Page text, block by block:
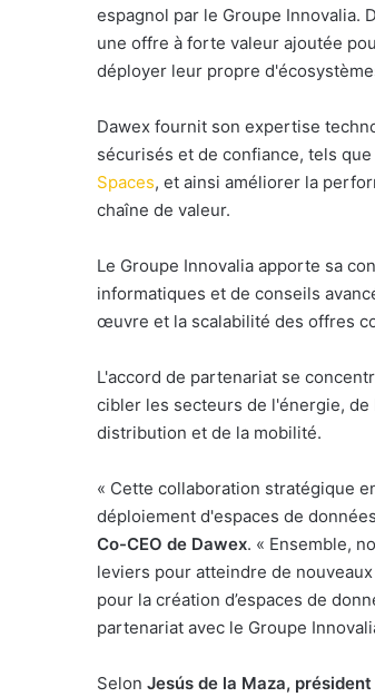
l
espagnol par le Groupe Innovalia.
une offre à forte valeur ajoutée
déployer leur propre
Dawex fournit son expertise
sécurisés et de confiance, tels que
Spaces, et ainsi améliorer la
chaîne de valeur.
Le Groupe Innovalia apporte sa
informatiques et de conseils
œuvre et la scalabilité des offres
L'accord de partenariat se
cibler les secteurs de l'énergie,
distribution et de la mobilité.
« Cette collaboration stratégique
déploiement d'espaces de
Co-CEO de Dawex. « Ensemble,
leviers pour atteindre de
pour la création d’espaces de
partenariat avec le Groupe
Selon Jesús de la Maza,